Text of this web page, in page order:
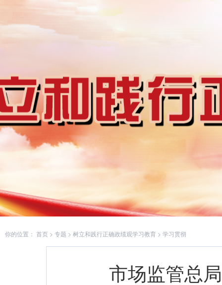
你的位置： 首页 > 专题 > 树立和践行正确政绩观学习教育 > 学习贯彻
市场监管总